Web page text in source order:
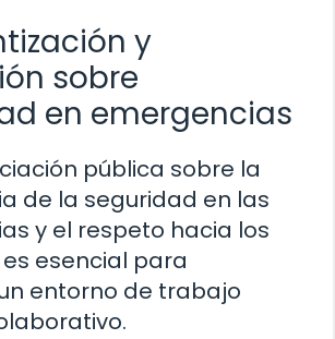
y
sobre
en emergencias
pública sobre la
de la seguridad en las
y el respeto hacia los
esencial para
entorno de trabajo